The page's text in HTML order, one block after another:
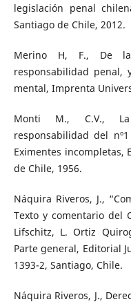
legislación penal
Santiago de Chile, 2012.
Merino H, F., De
responsabilidad penal,
mental, Imprenta
Monti M., C.V., La
responsabilidad del
Eximentes incompletas,
de Chile, 1956.
Náquira Riveros, J.,
Texto y comentario del
Lifschitz, L. Ortiz
Parte general, Editorial
1393-2, Santiago, Chile.
Náquira Riveros, J.,